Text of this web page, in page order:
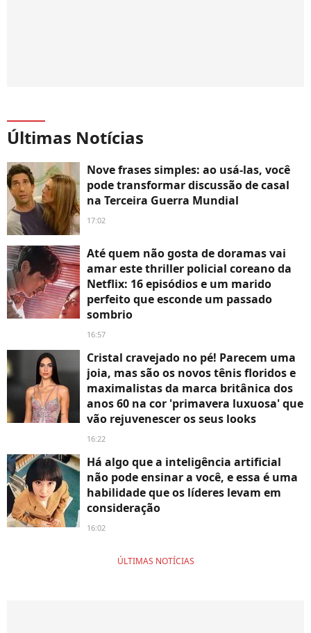
Últimas Notícias
Nove frases simples: ao usá-las, você
pode transformar discussão de casal
na Terceira Guerra Mundial
17:02
Até quem não gosta de doramas vai
amar este thriller policial coreano da
Netflix: 16 episódios e um marido
perfeito que esconde um passado
sombrio
16:57
Cristal cravejado no pé! Parecem uma
joia, mas são os novos tênis floridos e
maximalistas da marca britânica dos
anos 60 na cor 'primavera luxuosa' que
vão rejuvenescer os seus looks
16:22
Há algo que a inteligência artificial
não pode ensinar a você, e essa é uma
habilidade que os líderes levam em
consideração
16:02
ÚLTIMAS NOTÍCIAS